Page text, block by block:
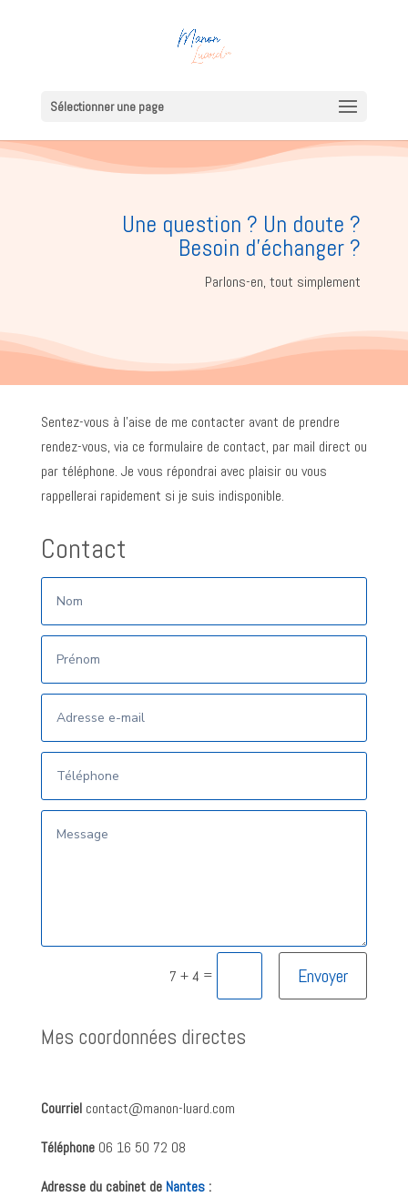
Sélectionner une page
Une question ? Un doute ?
Besoin d'échanger ?
Parlons-en, tout simplement
Sentez-vous à l’aise de me contacter avant de prendre
rendez-vous, via ce formulaire de contact, par mail direct ou
par téléphone. Je vous répondrai avec plaisir ou vous
rappellerai rapidement si je suis indisponible.
Contact
7 + 4 = Envoyer
Mes coordonnées directes
Courrielcontact@manon-luard.com
Téléphone 06 16 50 72 08
Adresse du cabinet de Nantes: